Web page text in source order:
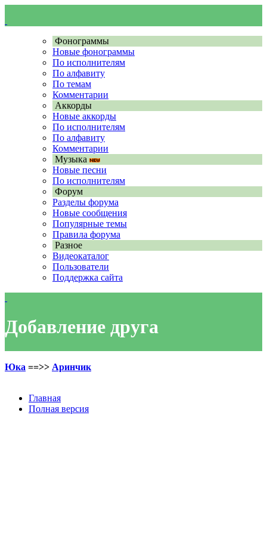
Фонограммы
Новые фонограммы
По исполнителям
По алфавиту
По темам
Комментарии
Аккорды
Новые аккорды
По исполнителям
По алфавиту
Комментарии
Музыка
Новые песни
По исполнителям
Форум
Разделы форума
Новые сообщения
Популярные темы
Правила форума
Разное
Видеокаталог
Пользователи
Поддержка сайта
Добавление друга
Юка ==>> Аринчик
Главная
Полная версия